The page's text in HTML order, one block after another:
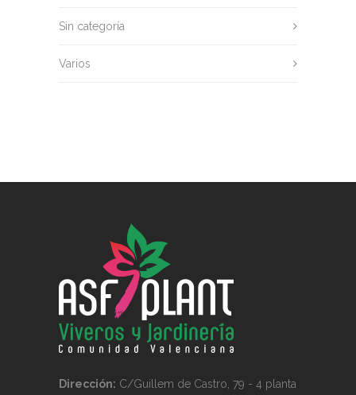
Sin categoría
Varios
Dirección: C/Guillem de Castro, 79 - 4 planta